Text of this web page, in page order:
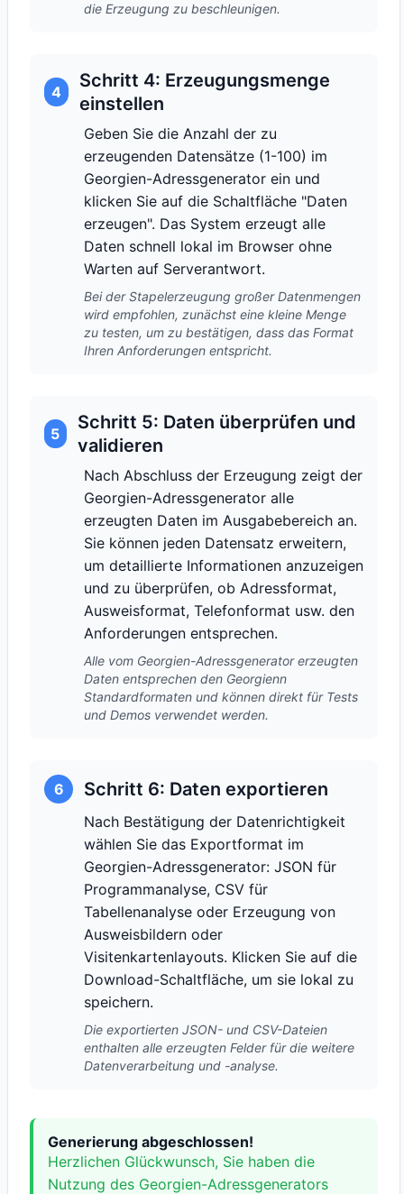
die Erzeugung zu beschleunigen.
4
Schritt 4: Erzeugungsmenge
einstellen
Geben Sie die Anzahl der zu
erzeugenden Datensätze (1-100) im
Georgien-Adressgenerator ein und
klicken Sie auf die Schaltfläche "Daten
erzeugen". Das System erzeugt alle
Daten schnell lokal im Browser ohne
Warten auf Serverantwort.
Bei der Stapelerzeugung großer Datenmengen
wird empfohlen, zunächst eine kleine Menge
zu testen, um zu bestätigen, dass das Format
Ihren Anforderungen entspricht.
5
Schritt 5: Daten überprüfen und
validieren
Nach Abschluss der Erzeugung zeigt der
Georgien-Adressgenerator alle
erzeugten Daten im Ausgabebereich an.
Sie können jeden Datensatz erweitern,
um detaillierte Informationen anzuzeigen
und zu überprüfen, ob Adressformat,
Ausweisformat, Telefonformat usw. den
Anforderungen entsprechen.
Alle vom Georgien-Adressgenerator erzeugten
Daten entsprechen den Georgienn
Standardformaten und können direkt für Tests
und Demos verwendet werden.
6 Schritt 6: Daten exportieren
Nach Bestätigung der Datenrichtigkeit
wählen Sie das Exportformat im
Georgien-Adressgenerator: JSON für
Programmanalyse, CSV für
Tabellenanalyse oder Erzeugung von
Ausweisbildern oder
Visitenkartenlayouts. Klicken Sie auf die
Download-Schaltfläche, um sie lokal zu
speichern.
Die exportierten JSON- und CSV-Dateien
enthalten alle erzeugten Felder für die weitere
Datenverarbeitung und -analyse.
Generierung abgeschlossen!
Herzlichen Glückwunsch, Sie haben die
Nutzung des Georgien-Adressgenerators